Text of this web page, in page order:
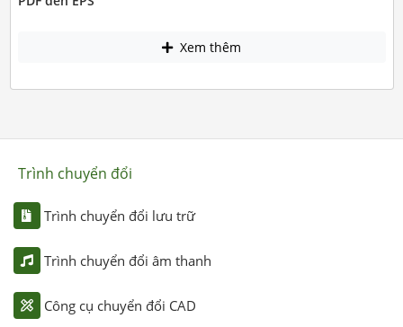
Xem thêm
Trình chuyển đổi
Trình chuyển đổi lưu trữ
Trình chuyển đổi âm thanh
Công cụ chuyển đổi CAD